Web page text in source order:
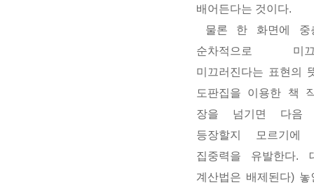
배어든다는 것이다.
물론 한 화면에 중
순차적으로 미끄
미끄러진다는 표현의
도판집을 이용한 책
장을 넘기면 다음
등장할지 모르기에
집중력을 유발한다.
계산법은 배제된다)